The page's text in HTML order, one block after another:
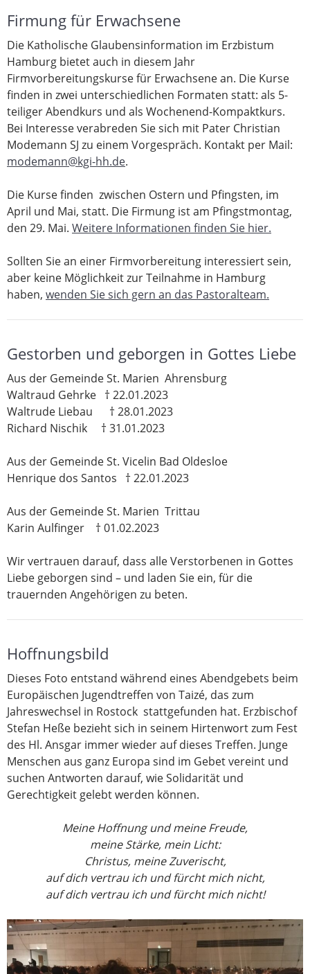
Firmung für Erwachsene
Die Katholische Glaubensinformation im Erzbistum
Hamburg bietet auch in diesem Jahr
Firmvorbereitungskurse für Erwachsene an. Die Kurse
finden in zwei unterschiedlichen Formaten statt: als 5-
teiliger Abendkurs und als Wochenend-Kompaktkurs.
Bei Interesse verabreden Sie sich mit Pater Christian
Modemann SJ zu einem Vorgespräch. Kontakt per Mail:
modemann@kgi-hh.de.
Die Kurse finden zwischen Ostern und Pfingsten, im
April und Mai, statt. Die Firmung ist am Pfingstmontag,
den 29. Mai. Weitere Informationen finden Sie hier.
Sollten Sie an einer Firmvorbereitung interessiert sein,
aber keine Möglichkeit zur Teilnahme in Hamburg
haben, wenden Sie sich gern an das Pastoralteam.
Gestorben und geborgen in Gottes Liebe
Aus der Gemeinde St. Marien Ahrensburg
Waltraud Gehrke † 22.01.2023
Waltrude Liebau † 28.01.2023
Richard Nischik † 31.01.2023
Aus der Gemeinde St. Vicelin Bad Oldesloe
Henrique dos Santos † 22.01.2023
Aus der Gemeinde St. Marien Trittau
Karin Aulfinger † 01.02.2023
Wir vertrauen darauf, dass alle Verstorbenen in Gottes
Liebe geborgen sind – und laden Sie ein, für die
trauernden Angehörigen zu beten.
Hoffnungsbild
Dieses Foto entstand während eines Abendgebets beim
Europäischen Jugendtreffen von Taizé, das zum
Jahreswechsel in Rostock stattgefunden hat. Erzbischof
Stefan Heße bezieht sich in seinem Hirtenwort zum Fest
des Hl. Ansgar immer wieder auf dieses Treffen. Junge
Menschen aus ganz Europa sind im Gebet vereint und
suchen Antworten darauf, wie Solidarität und
Gerechtigkeit gelebt werden können.
Meine Hoffnung und meine Freude,
meine Stärke, mein Licht:
Christus, meine Zuverischt,
auf dich vertrau ich und fürcht mich nicht,
auf dich vertrau ich und fürcht mich nicht!